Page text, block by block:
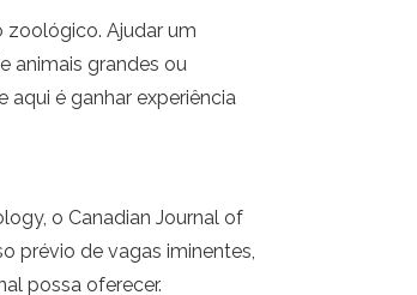
zoológico. Ajudar um
animais grandes ou
é ganhar experiência
o Canadian Journal of
prévio de vagas iminentes,
possa oferecer.